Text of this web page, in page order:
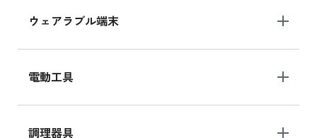
ウェアラブル端末
電動工具
調理器具